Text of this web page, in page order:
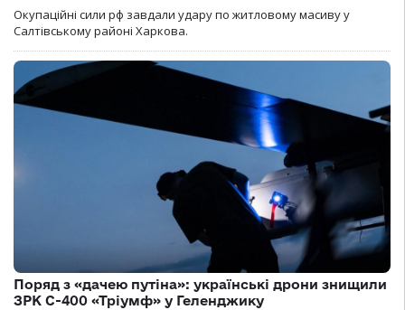
Окупаційні сили рф завдали удару по житловому масиву у
Салтівському районі Харкова.
Поряд з «дачею путіна»: українські дрони знищили
ЗРК С-400 «Тріумф» у Геленджику